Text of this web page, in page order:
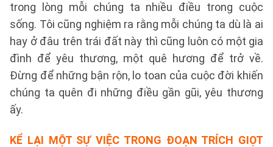
trong lòng mỗi chúng ta nhiều điều trong cuộc
sống. Tôi cũng nghiệm ra rằng mỗi chúng ta dù là ai
hay ở đâu trên trái đất này thì cũng luôn có một gia
đình để yêu thương, một quê hương để trở về.
Đừng để những bận rộn, lo toan của cuộc đời khiến
chúng ta quên đi những điều gần gũi, yêu thương
ấy.
KỂ LẠI MỘT SỰ VIỆC TRONG ĐOẠN TRÍCH GIỌT